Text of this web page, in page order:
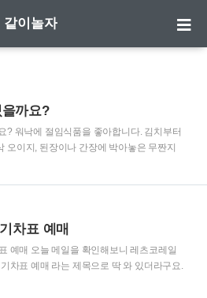
같이놀자
까요?
? 워낙에 절임식품을 좋아합니다. 김치부터
오이지, 된장이나 간장에 박아놓은 무짠지
짭쪼름하고 아삭아삭 사각사각한 느낌을
능 이라는 것도 있는지 궁금해 졌습니다. 우
많이 먹기는 하는데 일본이라던가에서는
면 다시 싹이 올라온다고 할 정도로 생명력
이렇게 강한 생명력을 가질 수 있게 된 것은
성분때문입니다. 우리는 락교 그러면 새콤
차표 예매
예매 오늘 메일을 확인해보니 레츠코레일
차표 예매 라는 제목으로 딱 와 있더라구요.
로나였지만 사실 9월1일,2일은 태풍 마이삭